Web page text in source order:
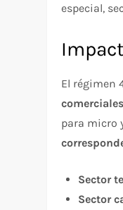
especial,
El régimen
comerciales
para micro
Sector
Sector